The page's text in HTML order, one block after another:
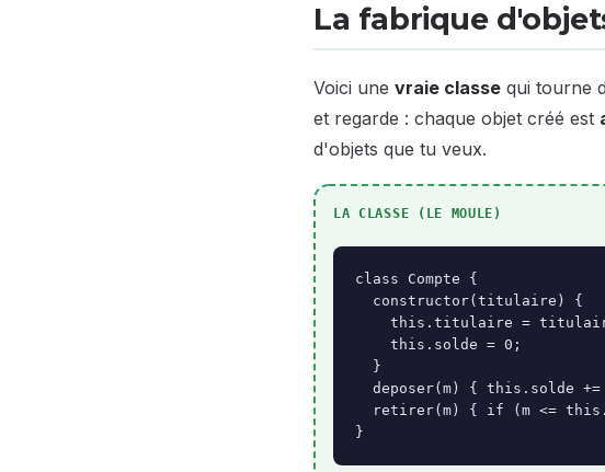
La fabrique
Voici une vraie classe qui tourne
et regarde : chaque objet créé est
d'objets que tu veux.
LA CLASSE (LE MOULE)
class Compte {
  constructor(titulaire) {
this.titulaire =
    this.solde = 0;
  }
deposer(m) { this.solde +=
retirer(m) { if (m <=
}